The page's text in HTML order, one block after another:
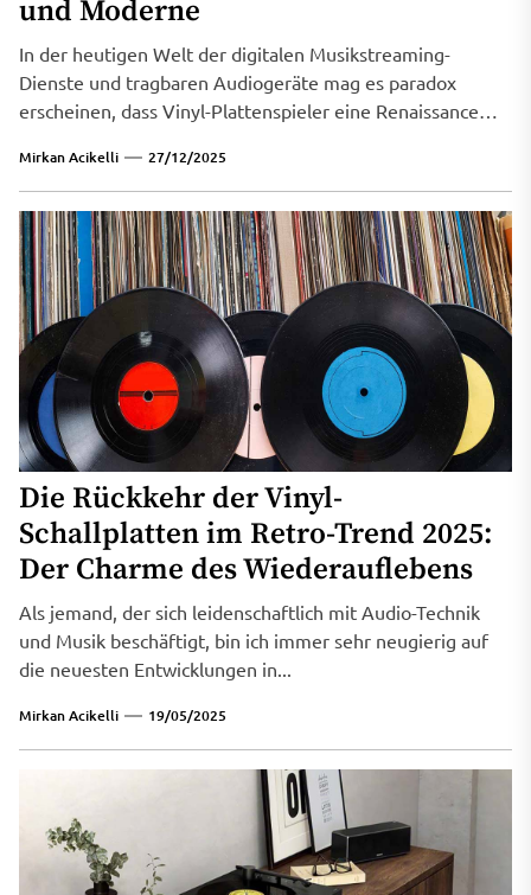
und Moderne
In der heutigen Welt der digitalen Musikstreaming-
Dienste und tragbaren Audiogeräte mag es paradox
erscheinen, dass Vinyl-Plattenspieler eine Renaissance
Mirkan Acikelli 27/12/2025
Die Rückkehr der Vinyl-
Schallplatten im Retro-Trend 2025:
Der Charme des Wiederauflebens
Als jemand, der sich leidenschaftlich mit Audio-Technik
und Musik beschäftigt, bin ich immer sehr neugierig auf
die neuesten Entwicklungen in...
Mirkan Acikelli 19/05/2025